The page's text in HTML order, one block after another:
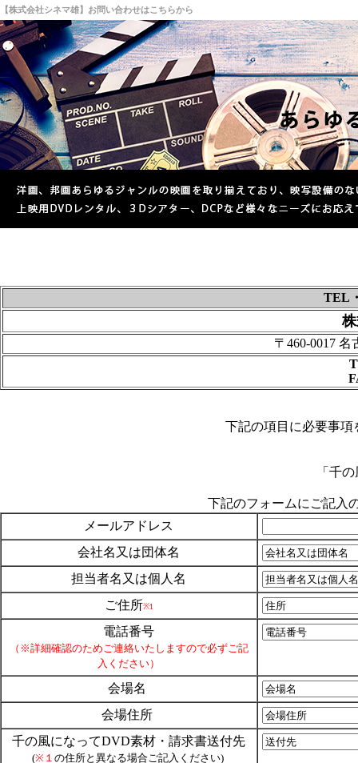
【株式会社シネマ雄】お問い合わせはこちらから
TEL
〒460-0017
下記の項目に必要事
「千
下記のフォームにご記入
メールアドレス
会社名又は団体名
担当者名又は個人名
ご住所※1
電話番号
（※詳細確認のためご連絡いたしますので必ずご記
入ください）
会場名
会場住所
千の風になってDVD素材・請求書送付先
(※１ の住所と異なる場合ご記入ください)